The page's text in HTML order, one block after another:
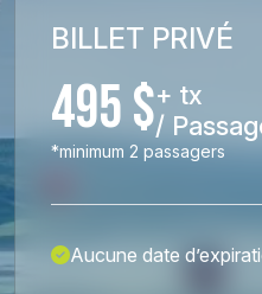
BILLET PRIVÉ
495 $+ tx
/
*minimum 2 passagers
Aucune date